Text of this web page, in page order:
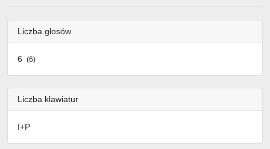
Liczba głosów
6 (6)
Liczba klawiatur
I+P